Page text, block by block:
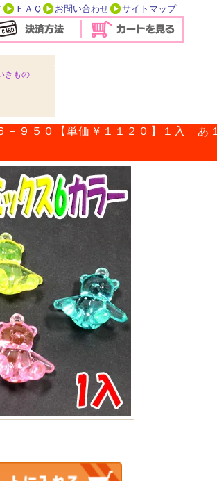
ＦＡＱ お問い合わせ サイトマップ
きもの
９５０【単価￥１１２０】１入 あ１